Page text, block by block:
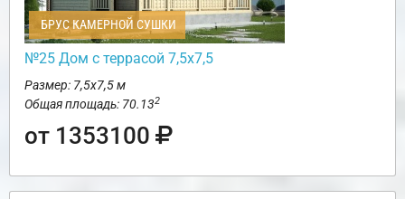
БРУС КАМЕРНОЙ СУШКИ
№25 Дом с террасой 7,5х7,5
Размер: 7,5х7,5 м
Общая площадь: 70.132
от 1353100